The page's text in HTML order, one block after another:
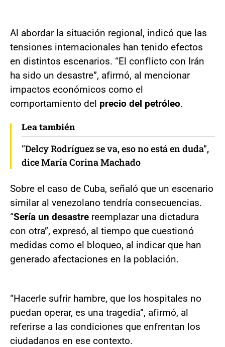
Al abordar la situación regional, indicó que las
tensiones internacionales han tenido efectos
en distintos escenarios. “El conflicto con Irán
ha sido un desastre”, afirmó, al mencionar
impactos económicos como el
comportamiento del precio del petróleo.
Lea también
"Delcy Rodríguez se va, eso no está en duda",
dice María Corina Machado
Sobre el caso de Cuba, señaló que un escenario
similar al venezolano tendría consecuencias.
“Sería un desastre reemplazar una dictadura
con otra”, expresó, al tiempo que cuestionó
medidas como el bloqueo, al indicar que han
generado afectaciones en la población.
“Hacerle sufrir hambre, que los hospitales no
puedan operar, es una tragedia”, afirmó, al
referirse a las condiciones que enfrentan los
ciudadanos en ese contexto.